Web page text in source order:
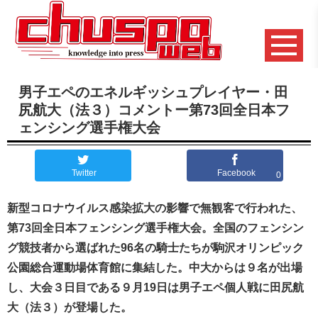
男子エペのエネルギッシュプレイヤー・田
尻航大（法３）コメントー第73回全日本フ
ェンシング選手権大会
Twitter Facebook 0
新型コロナウイルス感染拡大の影響で無観客で行われた、
第73回全日本フェンシング選手権大会。全国のフェンシン
グ競技者から選ばれた96名の騎士たちが駒沢オリンピック
公園総合運動場体育館に集結した。中大からは９名が出場
し、大会３日目である９月19 日は男子エペ個人戦に田尻航
大（法３）が登場した。